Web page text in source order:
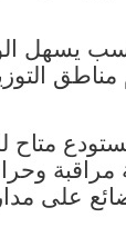
يسهل
مناطق
متاح
مراقبة
على مدار